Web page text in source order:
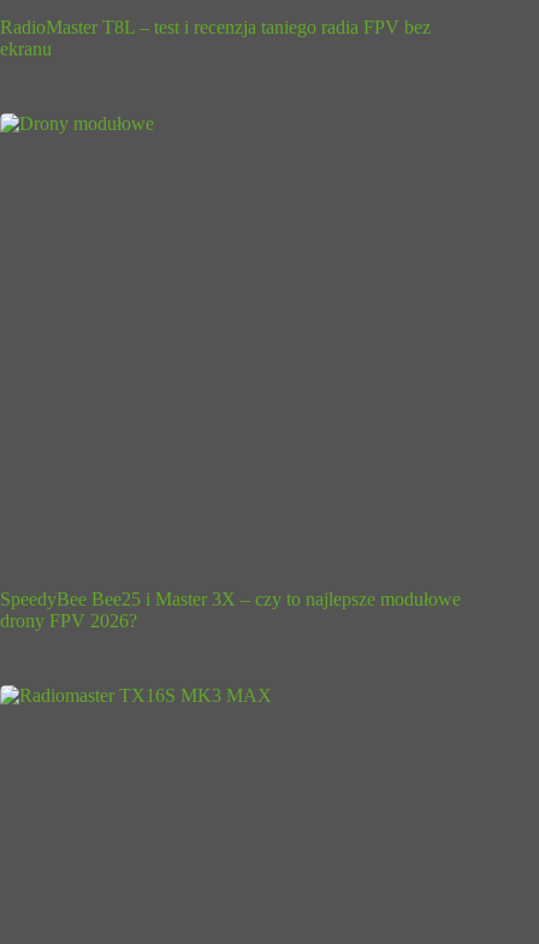
RadioMaster T8L – test i recenzja taniego radia FPV bez
ekranu
SpeedyBee Bee25 i Master 3X – czy to najlepsze modułowe
drony FPV 2026?